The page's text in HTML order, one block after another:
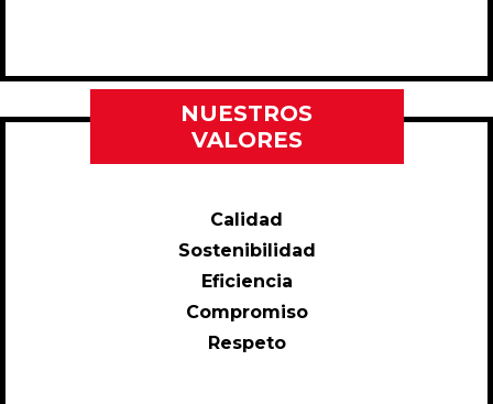
NUESTROS
VALORES
Calidad
Sostenibilidad
Eficiencia
Compromiso
Respeto